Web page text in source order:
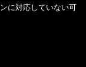
に対応していない可